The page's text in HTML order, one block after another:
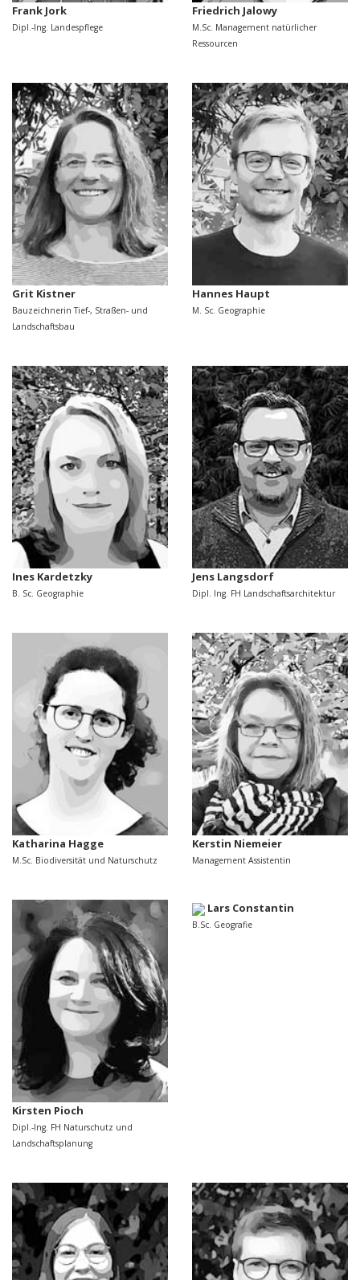
Frank Jork
Dipl.-Ing. Landespflege
Friedrich Jalowy
M.Sc. Management natürlicher
Ressourcen
Grit Kistner
Bauzeichnerin Tief-, Straßen- und
Landschaftsbau
Hannes Haupt
M. Sc. Geographie
Ines Kardetzky
B. Sc. Geographie
Jens Langsdorf
Dipl. Ing. FH Landschaftsarchitektur
Katharina Hagge
M.Sc. Biodiversität und Naturschutz
Kerstin Niemeier
Management Assistentin
Kirsten Pioch
Dipl.-Ing. FH Naturschutz und
Landschaftsplanung
Lars Constantin
B.Sc. Geografie